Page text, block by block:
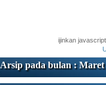
ijinkan
Arsip pada bulan : Maret